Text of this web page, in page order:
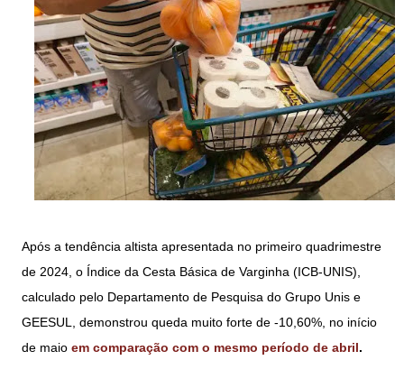
Após a tendência altista apresentada no primeiro quadrimestre
de 2024, o Índice da Cesta Básica de Varginha (ICB-UNIS),
calculado pelo Departamento de Pesquisa do Grupo Unis e
GEESUL, demonstrou queda muito forte de -10,60%, no início
de maio em comparação com o mesmo período de abril.